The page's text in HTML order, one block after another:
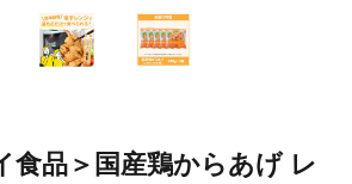
食品＞国産鶏からあげ レ